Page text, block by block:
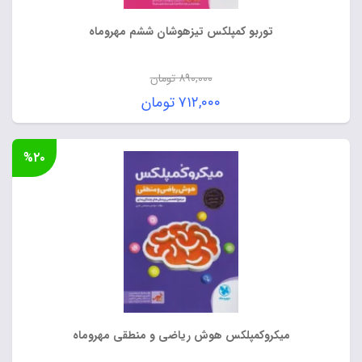
توربو کمپلکس تیزهوشان ششم مهروماه
۸۹۰,۰۰۰تومان
قیمت
اصلی:
۸۹۰,۰۰۰ تومان
بود.
۷۱۲,۰۰۰تومان
قیمت
فعلی:
۷۱۲,۰۰۰ تومان.
میکروکمپلکس هوش ریاضی و منطقی مهروماه
%۲۰